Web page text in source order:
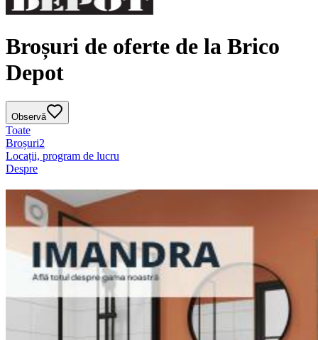
Broșuri de oferte de la Brico
Depot
Observă
Toate
Broșuri2
Locații, program de lucru
Despre